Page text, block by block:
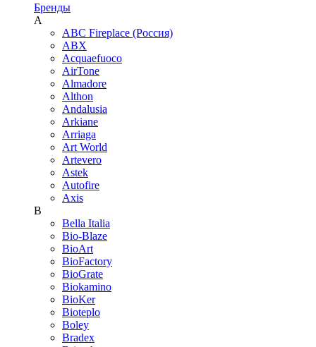
Бренды
A
ABC Fireplace (Россия)
ABX
Acquaefuoco
AirTone
Almadore
Althon
Andalusia
Arkiane
Arriaga
Art World
Artevero
Astek
Autofire
Axis
B
Bella Italia
Bio-Blaze
BioArt
BioFactory
BioGrate
Biokamino
BioKer
Bioteplo
Boley
Bradex